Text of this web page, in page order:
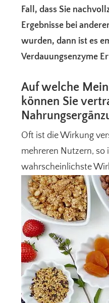
Fall, dass Sie
Ergebnisse bei
wurden, dann ist es
Verdauungsenzyme
Auf welche
können Sie
Oft ist die Wirkung
mehreren Nutzern, so
wahrscheinlichste